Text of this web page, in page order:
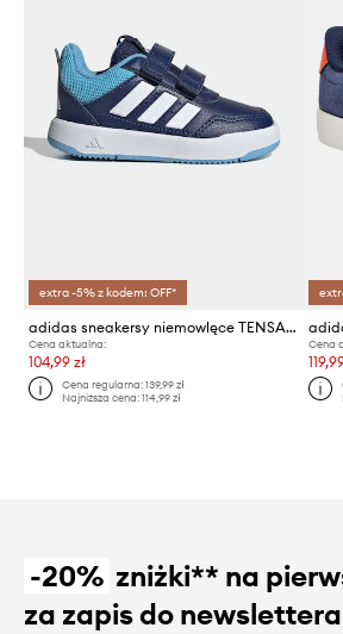
extra -5% z kodem: OFF*
adidas sneakersy niemowlęce TENSAUR SPORT 3.0
Cena aktualna:
104,99 zł
Cena regularna:139,99 zł
Najniższa cena:114,99 zł
Cena
-20% zniżki** na
za zapis do